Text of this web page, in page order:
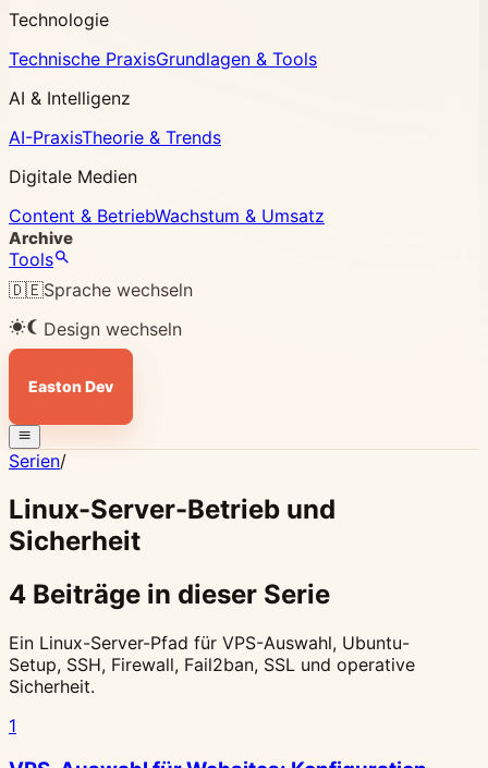
Technologie
Technische PraxisGrundlagen & Tools
AI & Intelligenz
AI-PraxisTheorie & Trends
Digitale Medien
Content & BetriebWachstum & Umsatz
Archive
Tools
🇩🇪Sprache wechseln
Design wechseln
Easton Dev
Serien/
Linux-Server-Betrieb und
Sicherheit
4 Beiträge in dieser Serie
Ein Linux-Server-Pfad für VPS-Auswahl, Ubuntu-
Setup, SSH, Firewall, Fail2ban, SSL und operative
Sicherheit.
1